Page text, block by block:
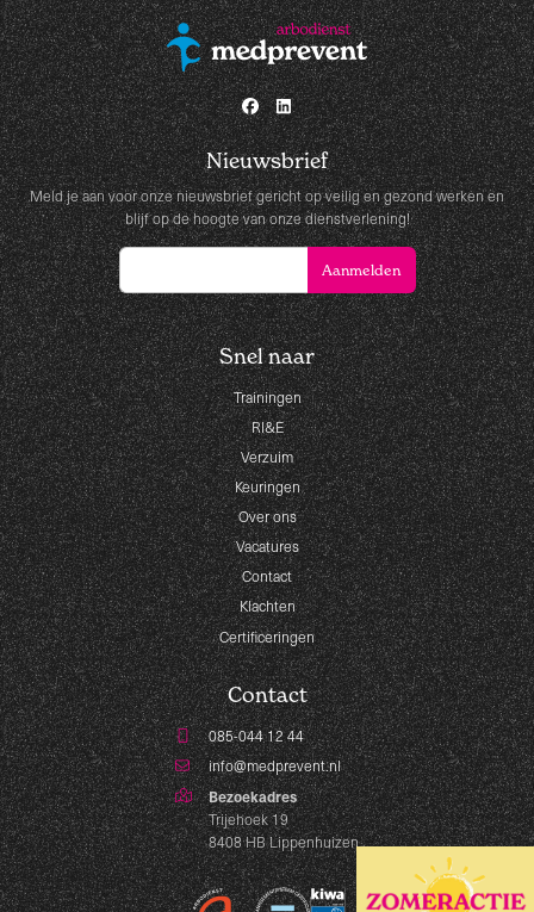
Nieuwsbrief
Meld je aan voor onze nieuwsbrief gericht op veilig en gezond werken en
blijf op de hoogte van onze dienstverlening!
Snel naar
Trainingen
RI&E
Verzuim
Keuringen
Over ons
Vacatures
Contact
Klachten
Certificeringen
Contact
085-044 12 44
info@medprevent.nl
Bezoekadres
Trijehoek 19
8408 HB Lippenhuizen